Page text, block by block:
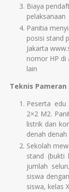
Biaya
pelaksanaan
Panitia
posisi stand
Jakarta
nomor HP di
lain
Teknis Pameran
Peserta
2×2 M2.
listrik dan
denah
Sekolah
stand (bukti
jumlah
siswa
siswa, kelas